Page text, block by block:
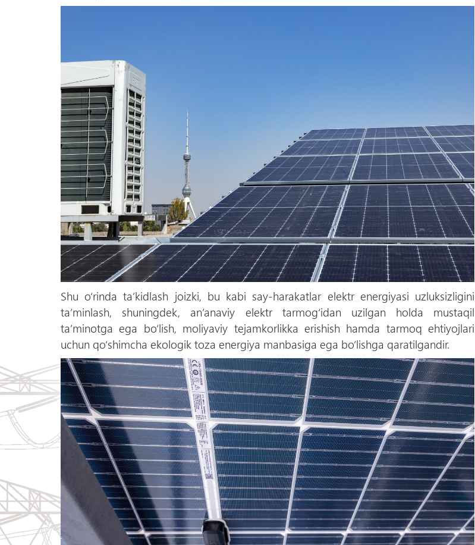
Shu о‘rinda ta’kidlash joizki, bu kabi say-harakatlar elektr energiyasi uzluksizligini
ta’minlash, shuningdek, an’anaviy elektr tarmog‘idan uzilgan holda mustaqil
ta’minotga ega bо‘lish, moliyaviy tejamkorlikka erishish hamda tarmoq ehtiyojlari
uchun qо‘shimcha ekologik toza energiya manbasiga ega bо‘lishga qaratilgandir.